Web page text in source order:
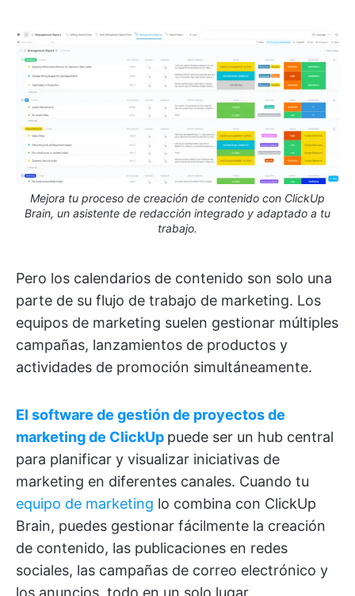
Mejora tu proceso de creación de contenido con ClickUp
Brain, un asistente de redacción integrado y adaptado a tu
trabajo.
Pero los calendarios de contenido son solo una
parte de su flujo de trabajo de marketing. Los
equipos de marketing suelen gestionar múltiples
campañas, lanzamientos de productos y
actividades de promoción simultáneamente.
El software de gestión de proyectos de
marketing de ClickUp puede ser un hub central
para planificar y visualizar iniciativas de
marketing en diferentes canales. Cuando tu
equipo de marketing lo combina con ClickUp
Brain, puedes gestionar fácilmente la creación
de contenido, las publicaciones en redes
sociales, las campañas de correo electrónico y
los anuncios, todo en un solo lugar.